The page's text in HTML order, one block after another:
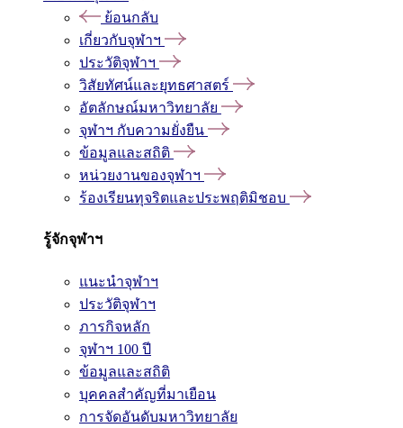
ย้อนกลับ
เกี่ยวกับจุฬาฯ
ประวัติจุฬาฯ
วิสัยทัศน์และยุทธศาสตร์
อัตลักษณ์มหาวิทยาลัย
จุฬาฯ กับความยั่งยืน
ข้อมูลและสถิติ
หน่วยงานของจุฬาฯ
ร้องเรียนทุจริตและประพฤติมิชอบ
รู้จักจุฬาฯ
แนะนำจุฬาฯ
ประวัติจุฬาฯ
ภารกิจหลัก
จุฬาฯ 100 ปี
ข้อมูลและสถิติ
บุคคลสำคัญที่มาเยือน
การจัดอันดับมหาวิทยาลัย